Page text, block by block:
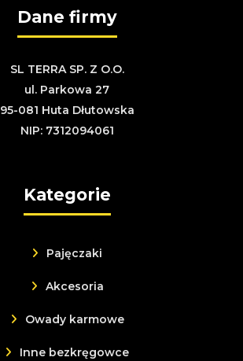
Dane firmy
SL TERRA SP. Z O.O.
ul. Parkowa 27
95-081 Huta Dłutowska
NIP: 7312094061
Kategorie
Pajęczaki
Akcesoria
Owady karmowe
Inne bezkręgowce